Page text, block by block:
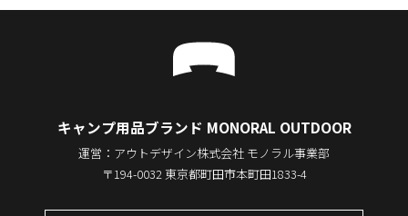
キャンプ用品ブランド MONORAL OUTDOOR
運営：アウトデザイン株式会社 モノラル事業部
〒194-0032 東京都町田市本町田1833-4